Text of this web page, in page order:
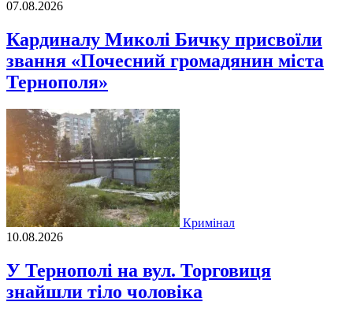
07.08.2026
Кардиналу Миколі Бичку присвоїли
звання «Почесний громадянин міста
Тернополя»
Кримінал
10.08.2026
У Тернополі на вул. Торговиця
знайшли тіло чоловіка